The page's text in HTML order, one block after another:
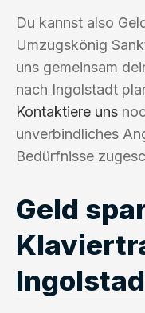
Du kannst also
Umzugskönig
uns gemeinsam
nach Ingolstadt
Kontaktiere uns
unverbindliches
Bedürfnisse
Geld